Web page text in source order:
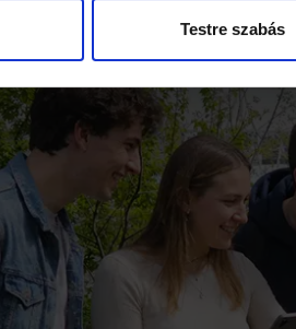
Testre szabás